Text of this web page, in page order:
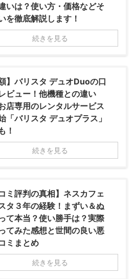
いは？使い方・価格などそ
を徹底解説します！
続きを見る
額】バリスタ デュオDuoの口
ビュー！他機種との違い
店専用のレンタルサービス
「バリスタ デュオプラス」
！
続きを見る
コミ評判の真相】ネスカフェ
タ３年の経験！まずい＆ぬ
て本当？使い勝手は？実際
てみた感想と世間の良い悪
ミまとめ
続きを見る